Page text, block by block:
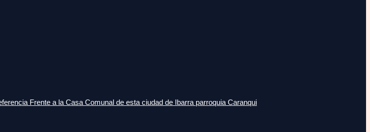
Frente a la Casa Comunal de esta ciudad de Ibarra parroquia Caranqui